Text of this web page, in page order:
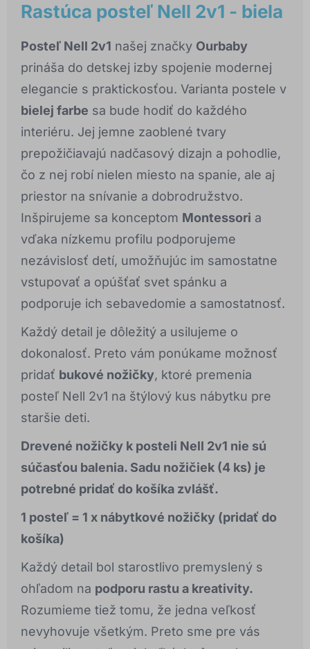
Rastúca posteľ Nell 2v1 - biela
Posteľ Nell 2v1 našej značky Ourbaby
prináša do detskej izby spojenie modernej
elegancie s praktickosťou. Varianta postele v
bielej farbe sa bude hodiť do každého
interiéru. Jej jemne zaoblené tvary
prepožičiavajú nadčasový dizajn a pohodlie,
čo z nej robí nielen miesto na spanie, ale aj
priestor na snívanie a dobrodružstvo.
Inšpirujeme sa konceptom Montessori a
vďaka nízkemu profilu podporujeme
nezávislosť detí, umožňujúc im samostatne
vstupovať a opúšťať svet spánku a
podporuje ich sebavedomie a samostatnosť.
Každý detail je dôležitý a usilujeme o
dokonalosť. Preto vám ponúkame možnosť
pridať bukové nožičky, ktoré premenia
posteľ Nell 2v1 na štýlový kus nábytku pre
staršie deti.
Drevené nožičky k posteli Nell 2v1 nie sú
súčasťou balenia. Sadu nožičiek (4 ks) je
potrebné pridať do košíka zvlášť.
1 posteľ = 1 x nábytkové nožičky (pridať do
košíka)
Každý detail bol starostlivo premyslený s
ohľadom na podporu rastu a kreativity.
Rozumieme tiež tomu, že jedna veľkosť
nevyhovuje všetkým. Preto sme pre vás